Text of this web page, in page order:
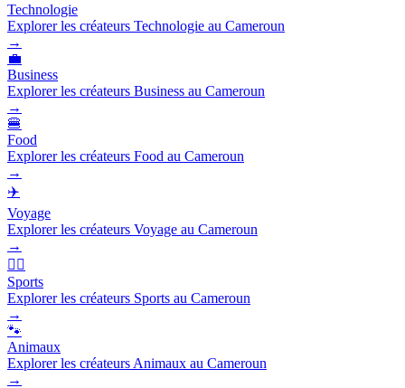
Technologie
Explorer les créateurs Technologie au Cameroun
→
💼
Business
Explorer les créateurs Business au Cameroun
→
🍔
Food
Explorer les créateurs Food au Cameroun
→
✈️
Voyage
Explorer les créateurs Voyage au Cameroun
→
🏃‍♂️
Sports
Explorer les créateurs Sports au Cameroun
→
🐾
Animaux
Explorer les créateurs Animaux au Cameroun
→